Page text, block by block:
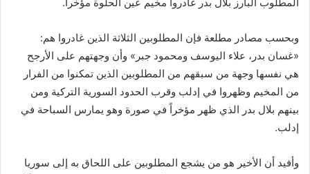
وبحسب مصادر مطلعة فإن المطلوبين الثلاثة الذين غادروا هم:
«غسان بدر، علاء اليوسف ومحمود جبر» وأن وجهتهم على الأرجح
هي نفسها وجهة من سبقهم من المطلوبين الذين تمكنوا من الفرار
من المخيم وظهروا في إدلب وقرب الحدود السورية التركية ومن
بينهم بلال بدر الذي ظهر مؤخراً في صورة وهو يمارس السباحة في
إدلب.
وأفيد أن الأخير هو من يشجع المطلوبين على اللحاق به إلى سوريا